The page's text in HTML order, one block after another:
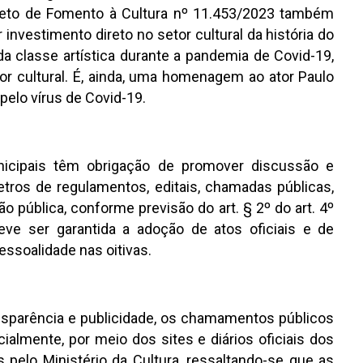
de Fomento à Cultura nº 11.453/2023 também
investimento direto no setor cultural da história do
classe artística durante a pandemia de Covid-19,
cultural. É, ainda, uma homenagem ao ator Paulo
vírus de Covid-19.
têm obrigação de promover discussão e
de regulamentos, editais, chamadas públicas,
pública, conforme previsão do art. § 2º do art. 4º
ser garantida a adoção de atos oficiais e de
nas oitivas.
e publicidade, os chamamentos públicos
por meio dos sites e diários oficiais dos